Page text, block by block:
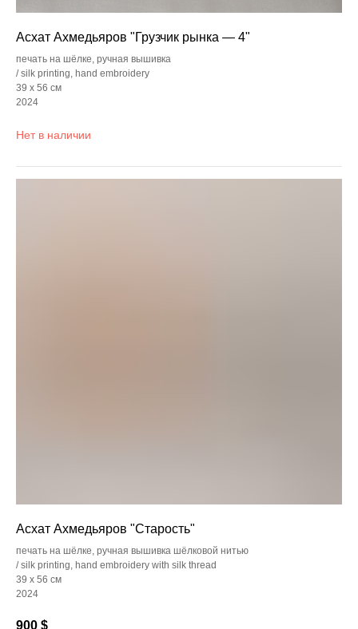
Асхат Ахмедьяров "Грузчик рынка — 4"
печать на шёлке, ручная вышивка
/ silk printing, hand embroidery
39 x 56 см
2024
Нет в наличии
Асхат Ахмедьяров "Старость"
печать на шёлке, ручная вышивка шёлковой нитью
/ silk printing, hand embroidery with silk thread
39 x 56 см
2024
900 $